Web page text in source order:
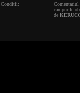
Conditii:
campurile
de